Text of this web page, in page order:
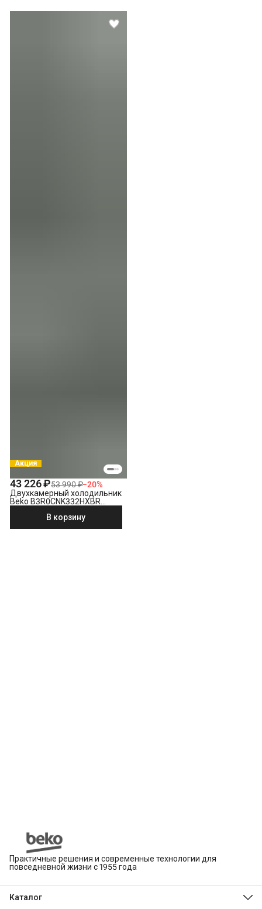
Акция
43 226 ₽53 990 ₽−20%
Двухкамерный холодильник
Beko B3R0CNK332HXBR
В корзину
Практичные решения и современные технологии для
повседневной жизни с 1955 года
Каталог